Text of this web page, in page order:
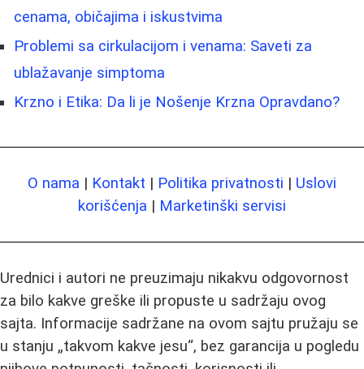
cenama, običajima i iskustvima
Problemi sa cirkulacijom i venama: Saveti za
ublažavanje simptoma
Krzno i Etika: Da li je Nošenje Krzna Opravdano?
O nama | Kontakt | Politika privatnosti | Uslovi
korišćenja | Marketinški servisi
Urednici i autori ne preuzimaju nikakvu odgovornost
za bilo kakve greške ili propuste u sadržaju ovog
sajta. Informacije sadržane na ovom sajtu pružaju se
u stanju „takvom kakve jesu“, bez garancija u pogledu